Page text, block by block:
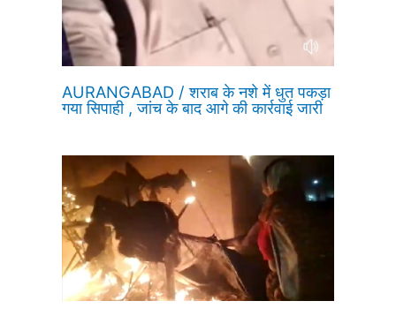
AURANGABAD / शराब के नशे में धुत पकड़ा
गया सिपाही , जांच के बाद आगे की कार्रवाई जारी